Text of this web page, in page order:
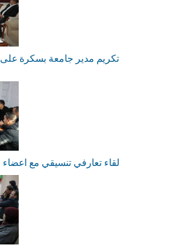
تكريم مدير جامعة بسكرة
لقاء تعارفي تنسيقي مع